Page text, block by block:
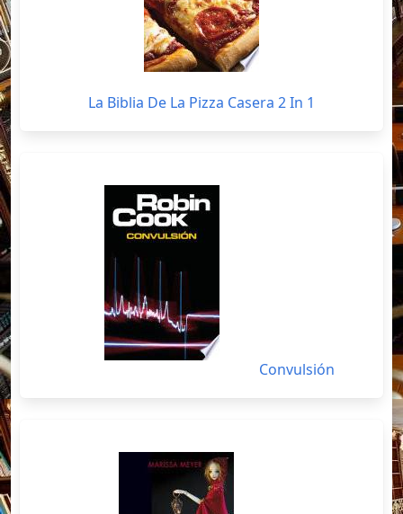
La Biblia De La Pizza Casera 2 In 1
Convulsión